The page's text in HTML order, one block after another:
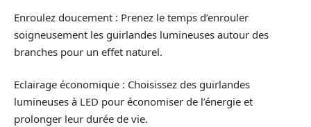
Enroulez doucement : Prenez le temps d’enrouler
soigneusement les guirlandes lumineuses autour des
branches pour un effet naturel.
Eclairage économique : Choisissez des guirlandes
lumineuses à LED pour économiser de l’énergie et
prolonger leur durée de vie.